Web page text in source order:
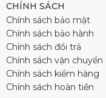
CHÍNH SÁCH
Chính sách bảo mật
Chính sách bảo hành
Chính sách đổi trả
Chính sách vận chuyển
Chính sách kiểm hàng
Chính sách hoàn tiền